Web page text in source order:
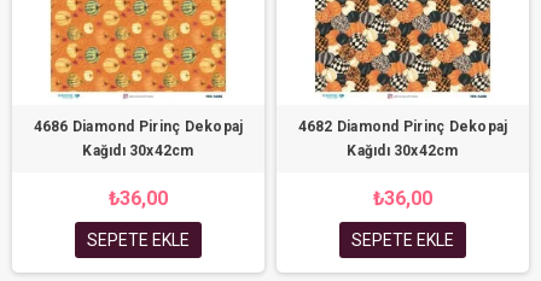
4686 Diamond Pirinç Dekopaj
Kağıdı 30x42cm
₺36,00
SEPETE EKLE
4682 Diamond Pirinç Dekopaj
Kağıdı 30x42cm
₺36,00
SEPETE EKLE